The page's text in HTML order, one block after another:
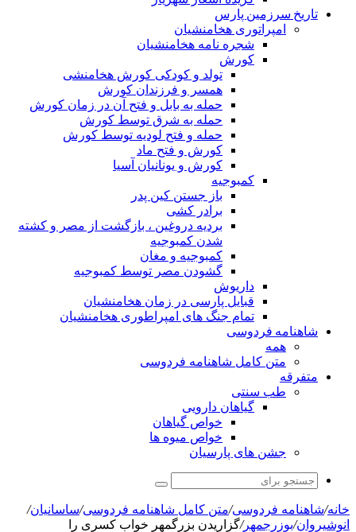
تاریخ سرزمین پارس
امپراتوری هخامنشیان
شجره نامه هخامنشیان
کورش
تولد و کودکی کورش هخامنشی
همسر و فرزندان کورش
حمله به بابل و فتح آن در زمان کورش
حمله به شرق توسط کورش
حمله و فتح لودیه توسط کورش
کورش و فتح ماد
کورش و یونانیان آسیا
کمبوجیه
باز جستن کین پدر
برادر کشی
بردیه دروغین ، بازگشت از مصر و کشته
شدن کمبوجیه
کمبوجیه و مغان
گشودن مصر توسط کمبوجیه
داریوش
قبایل پارسی در زمان هخامنشیان
تمام جنگ های امپراطوری هخامنشیان
شاهنامه فردوسی
همه
متن کامل شاهنامه فردوسی
متفرقه
طب سنتی
گیاهان دارویی
خواص گیاهان
خواص میوه ها
جشن های پارسیان
جستجو
برای
خانه/شاهنامه فردوسی/متن کامل شاهنامه فردوسی/ساسانیان/
انوشیروان/بوزرجمهر/گزاریدن بزرگمهر خواب کسرى را